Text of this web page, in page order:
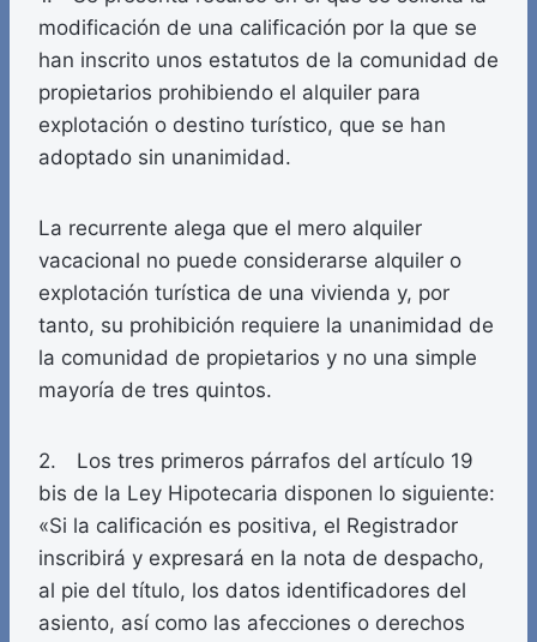
modificación de una calificación por la que se
han inscrito unos estatutos de la comunidad de
propietarios prohibiendo el alquiler para
explotación o destino turístico, que se han
adoptado sin unanimidad.
La recurrente alega que el mero alquiler
vacacional no puede considerarse alquiler o
explotación turística de una vivienda y, por
tanto, su prohibición requiere la unanimidad de
la comunidad de propietarios y no una simple
mayoría de tres quintos.
2. Los tres primeros párrafos del artículo 19
bis de la Ley Hipotecaria disponen lo siguiente:
«Si la calificación es positiva, el Registrador
inscribirá y expresará en la nota de despacho,
al pie del título, los datos identificadores del
asiento, así como las afecciones o derechos